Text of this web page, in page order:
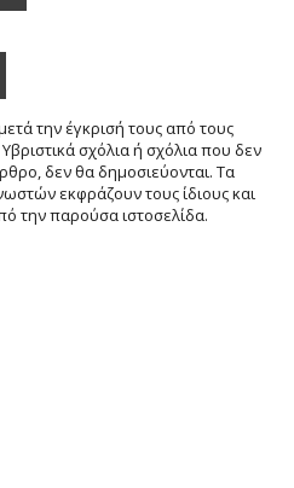
την έγκρισή τους από τους
σχόλια ή σχόλια που δεν
δεν θα δημοσιεύονται. Τα
εκφράζουν τους ίδιους και
την παρούσα ιστοσελίδα.